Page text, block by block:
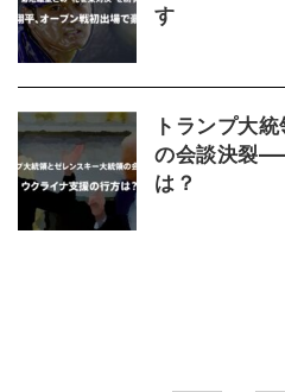
す
トランプ大
の会談決裂
は？